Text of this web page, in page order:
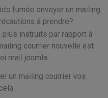
fumée envoyer un mailing
à prendre?
instruits par rapport à
courrier nouvelle est
mail joomla .
un mailing courrier vos